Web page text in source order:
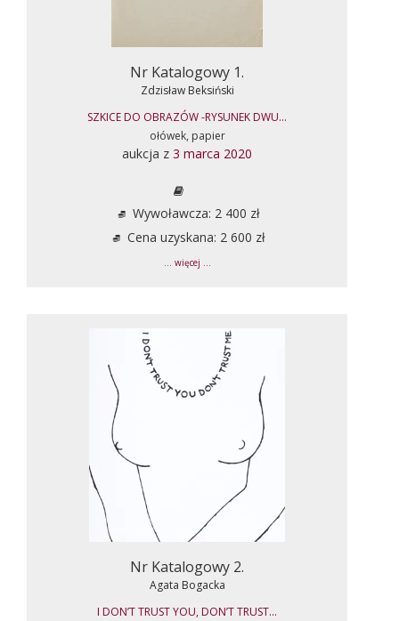
Nr Katalogowy 1.
Zdzisław Beksiński
SZKICE DO OBRAZÓW -RYSUNEK DWU...
ołówek, papier
aukcja z 3 marca 2020
Wywoławcza: 2 400 zł
Cena uzyskana: 2 600 zł
... więcej ...
Nr Katalogowy 2.
Agata Bogacka
I DON’T TRUST YOU, DON’T TRUST...